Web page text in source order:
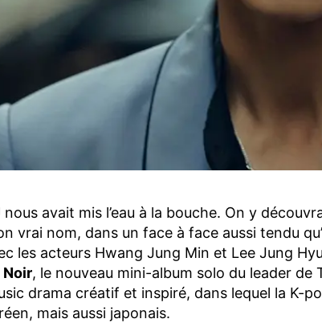
nous avait mis l’eau à la bouche. On y
vrai nom, dans un face à face aussi tendu
les acteurs Hwang Jung Min et Lee Jung
Noir, le nouveau mini-album solo du leader de
drama créatif et inspiré, dans lequel la K-
mais aussi japonais.